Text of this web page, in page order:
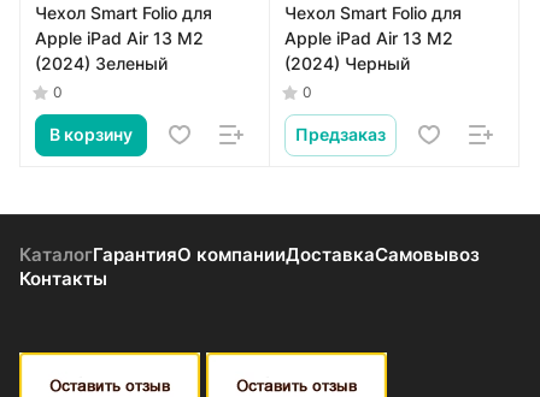
Чехол Smart Folio для
Apple iPad Air 13 M2
(2024) Зеленый
0
В корзину
Чехол Smart Folio для
Apple iPad Air 13 M2
(2024) Черный
0
Предзаказ
КаталогГарантияО компанииДоставкаСамовывоз
Контакты